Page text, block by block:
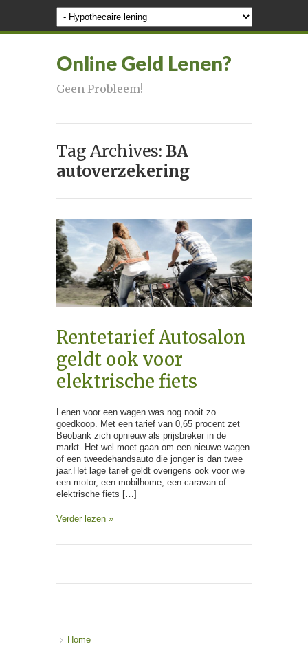
Online Geld Lenen?
Geen Probleem!
Tag Archives: BA
autoverzekering
Rentetarief Autosalon
geldt ook voor
elektrische fiets
Lenen voor een wagen was nog nooit zo
goedkoop. Met een tarief van 0,65 procent zet
Beobank zich opnieuw als prijsbreker in de
markt. Het wel moet gaan om een nieuwe wagen
of een tweedehandsauto die jonger is dan twee
jaar.Het lage tarief geldt overigens ook voor wie
een motor, een mobilhome, een caravan of
elektrische fiets […]
Verder lezen »
Home